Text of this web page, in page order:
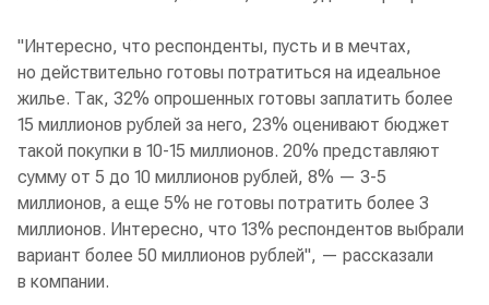
"Интересно, что респонденты, пусть и в мечтах,
но действительно готовы потратиться на идеальное
жилье. Так, 32% опрошенных готовы заплатить более
15 миллионов рублей за него, 23% оценивают бюджет
такой покупки в 10-15 миллионов. 20% представляют
сумму от 5 до 10 миллионов рублей, 8% — 3-5
миллионов, а еще 5% не готовы потратить более 3
миллионов. Интересно, что 13% респондентов выбрали
вариант более 50 миллионов рублей", — рассказали
в компании.